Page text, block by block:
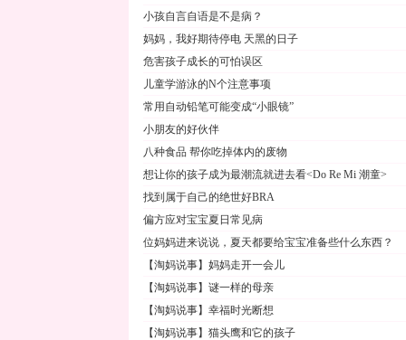
小孩自言自语是不是病？
妈妈，我好期待停电 天黑的日子
危害孩子成长的可怕误区
儿童学游泳的N个注意事项
常用自动铅笔可能变成“小眼镜”
小朋友的好伙伴
八种食品 帮你吃掉体内的废物
想让你的孩子成为最潮流就进去看<Do Re Mi 潮童>
找到属于自己的绝世好BRA
偏方应对宝宝夏日常见病
位妈妈进来说说，夏天都要给宝宝准备些什么东西？
【淘妈说事】妈妈走开一会儿
【淘妈说事】谜一样的母亲
【淘妈说事】幸福时光断想
【淘妈说事】猫头鹰和它的孩子